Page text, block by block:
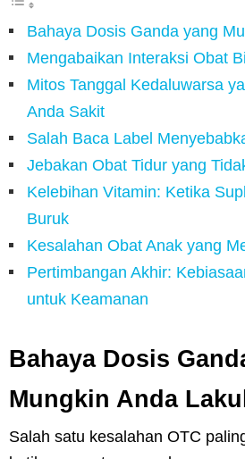
Bahaya Dosis Ganda yang
Mengabaikan Interaksi Obat
Mitos Tanggal Kedaluwarsa
Anda Sakit
Salah Baca Label
Jebakan Obat Tidur yang
Kelebihan Vitamin: Ketika
Buruk
Kesalahan Obat Anak yang
Pertimbangan Akhir:
untuk Keamanan
Bahaya Dosis
Mungkin Anda
Salah satu kesalahan OTC